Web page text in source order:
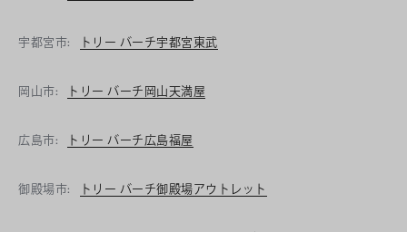
宇都宮市: トリー バーチ宇都宮東武
岡山市: トリー バーチ岡山天満屋
広島市: トリー バーチ広島福屋
御殿場市: トリー バーチ御殿場アウトレット